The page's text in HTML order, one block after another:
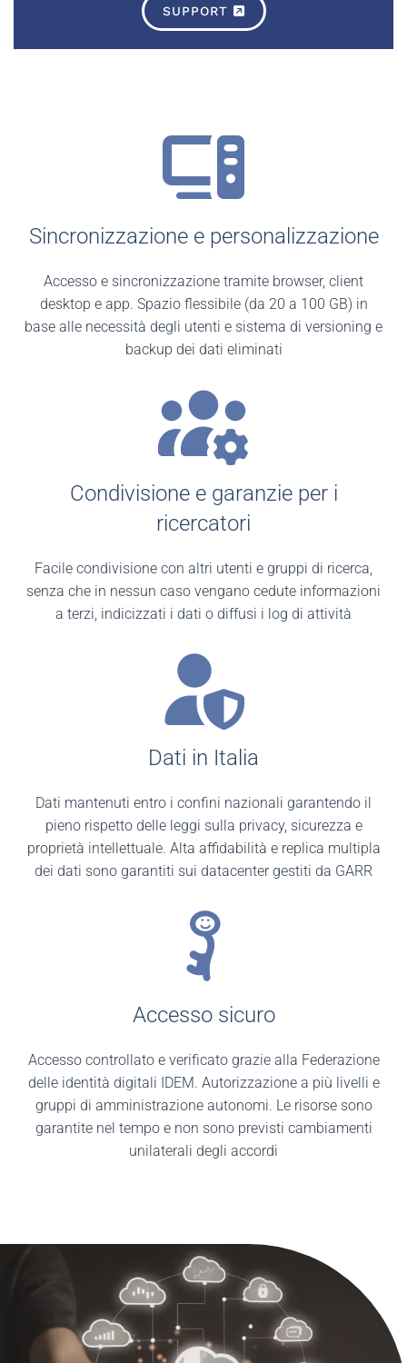
SUPPORT
Sincronizzazione e personalizzazione
Accesso e sincronizzazione tramite browser, client
desktop e app. Spazio flessibile (da 20 a 100 GB) in
base alle necessità degli utenti e sistema di versioning e
backup dei dati eliminati
Condivisione e garanzie per i
ricercatori
Facile condivisione con altri utenti e gruppi di ricerca,
senza che in nessun caso vengano cedute informazioni
a terzi, indicizzati i dati o diffusi i log di attività
Dati in Italia
Dati mantenuti entro i confini nazionali garantendo il
pieno rispetto delle leggi sulla privacy, sicurezza e
proprietà intellettuale. Alta affidabilità e replica multipla
dei dati sono garantiti sui datacenter gestiti da GARR
Accesso sicuro
Accesso controllato e verificato grazie alla Federazione
delle identità digitali IDEM. Autorizzazione a più livelli e
gruppi di amministrazione autonomi. Le risorse sono
garantite nel tempo e non sono previsti cambiamenti
unilaterali degli accordi